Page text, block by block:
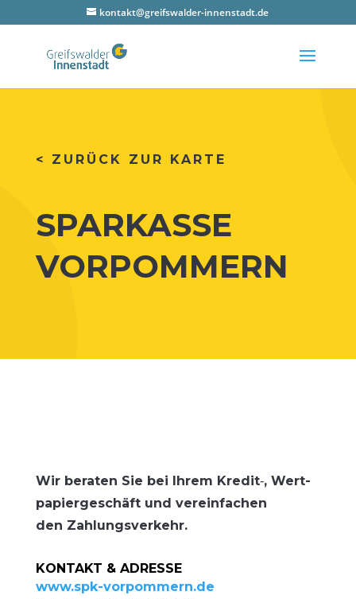
kontakt@greifswalder-innenstadt.de
< ZURÜCK ZUR KARTE
SPAR­KAS­SE
VORPOMMERN
Wir bera­ten Sie bei Ihrem Kredit‑, Wert­
pa­pier­ge­schäft und ver­ein­fa­chen
den Zahlungsverkehr.
KONTAKT & ADRESSE
www.spk-vorpommern.de